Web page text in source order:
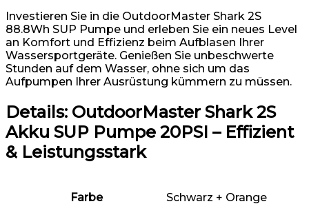
Investieren Sie in die OutdoorMaster Shark 2S
88.8Wh SUP Pumpe und erleben Sie ein neues Level
an Komfort und Effizienz beim Aufblasen Ihrer
Wassersportgeräte. Genießen Sie unbeschwerte
Stunden auf dem Wasser, ohne sich um das
Aufpumpen Ihrer Ausrüstung kümmern zu müssen.
Details: OutdoorMaster Shark 2S
Akku SUP Pumpe 20PSI – Effizient
& Leistungsstark
Farbe ‎Schwarz + Orange